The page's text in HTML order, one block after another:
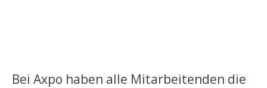
Bei Axpo haben alle Mitarbeitenden die